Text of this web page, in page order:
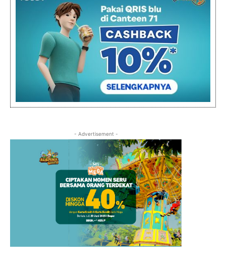
- Advertisement -